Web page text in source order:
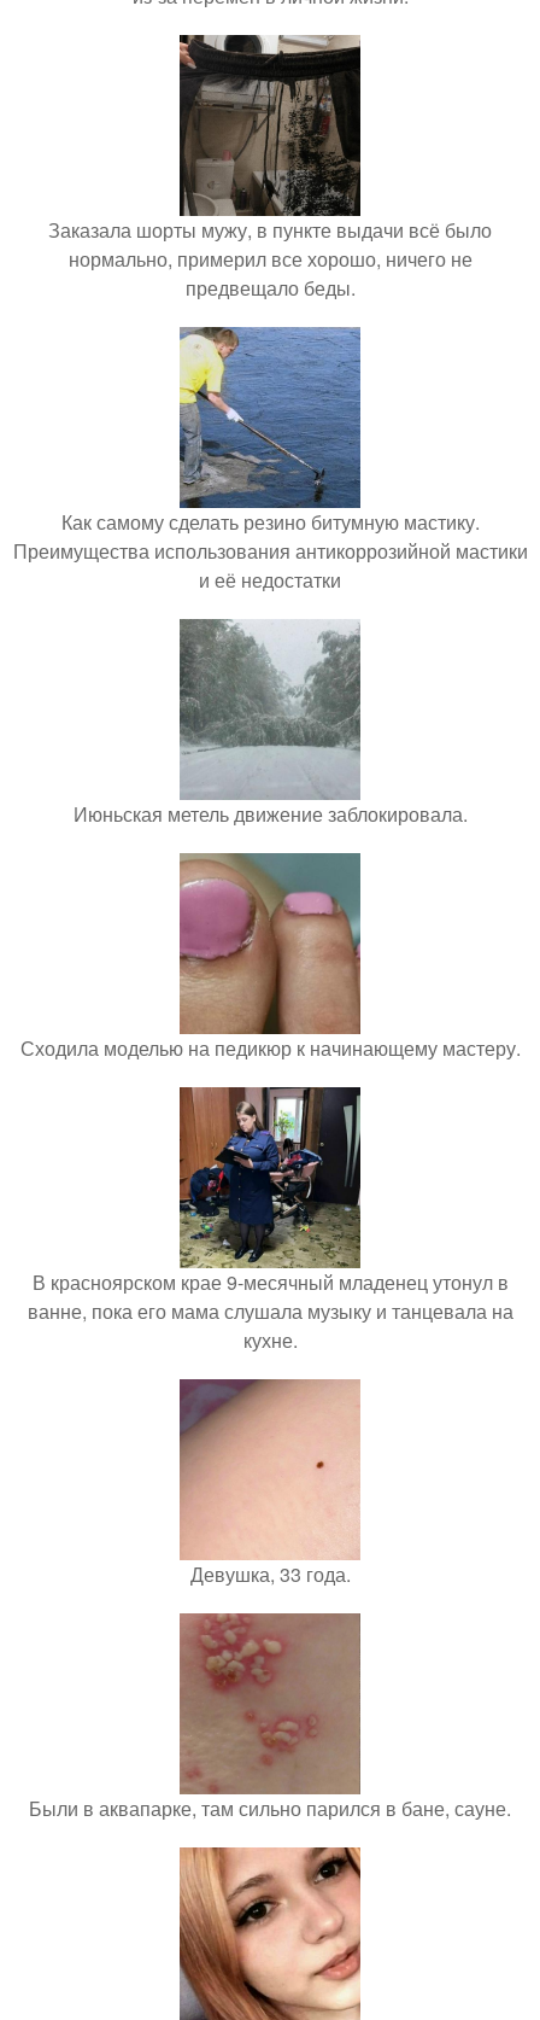
Заказала шорты мужу, в пункте выдачи всё было
нормально, примерил все хорошо, ничего не
предвещало беды.
Как самому сделать резино битумную мастику.
Преимущества использования антикоррозийной мастики
и её недостатки
Июньская метель движение заблокировала.
Сходила моделью на педикюр к начинающему мастеру.
В красноярском крае 9-месячный младенец утонул в
ванне, пока его мама слушала музыку и танцевала на
кухне.
Девушка, 33 года.
Были в аквапарке, там сильно парился в бане, сауне.